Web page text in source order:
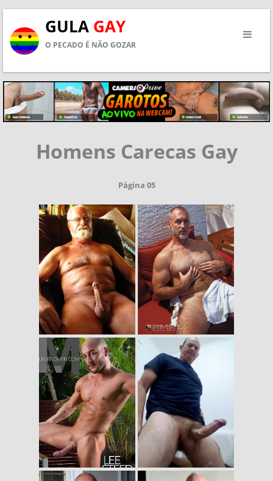
GULA GAY
O PECADO É NÃO GOZAR
Homens Carecas Gay
Página 05